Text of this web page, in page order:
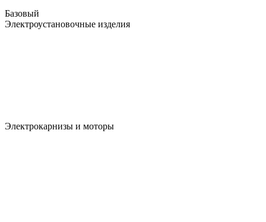
Базовый
Электроустановочные изделия
Электрокарнизы и моторы